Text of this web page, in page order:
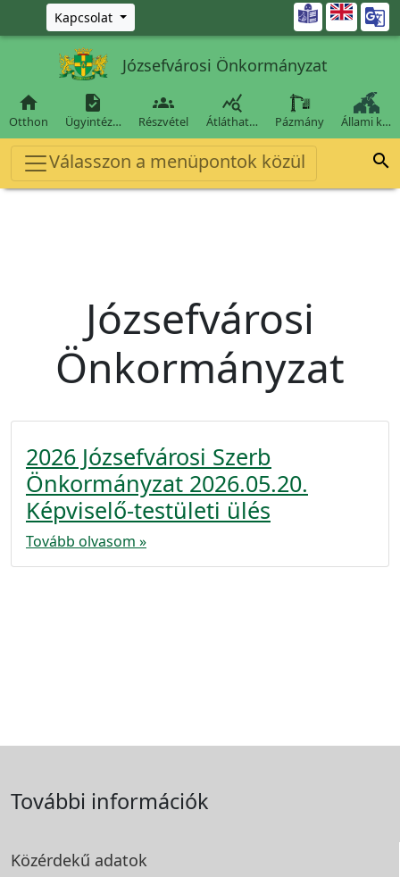
Ugrás a fő tartalomra
Kapcsolat 
Józsefvárosi Önkormányzat

Otthon

Ügyintéz…

Részvétel

Átláthat… Pázmány Állami k…
Válasszon a menüpontok közül 
Józsefvárosi
Önkormányzat
2026 Józsefvárosi Szerb
Önkormányzat 2026.05.20.
Képviselő-testületi ülés
Tovább olvasom »
További információk
Közérdekű adatok